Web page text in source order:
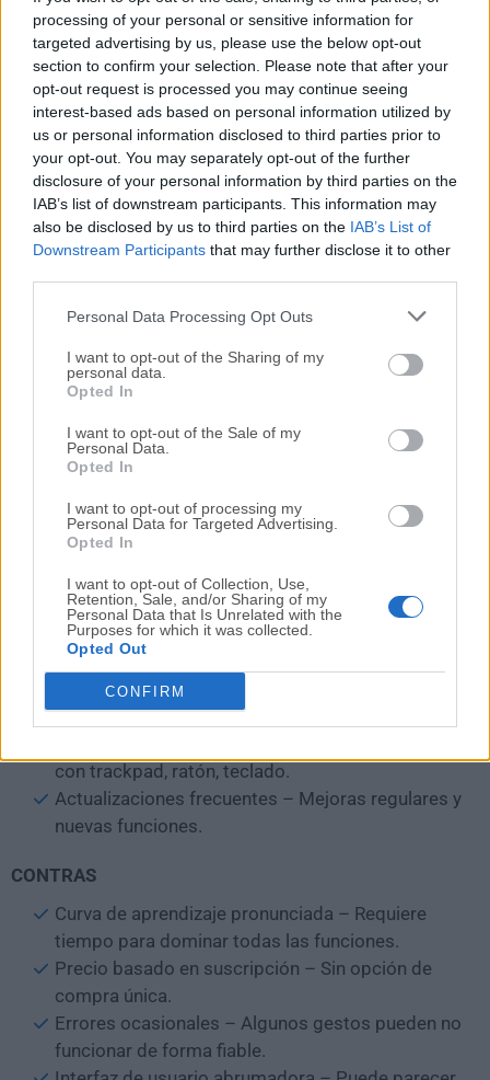
processing of your personal or sensitive information for
targeted advertising by us, please use the below opt-out
section to confirm your selection. Please note that after your
opt-out request is processed you may continue seeing
interest-based ads based on personal information utilized by
us or personal information disclosed to third parties prior to
your opt-out. You may separately opt-out of the further
disclosure of your personal information by third parties on the
IAB’s list of downstream participants. This information may
also be disclosed by us to third parties on the IAB’s List of
Downstream Participants that may further disclose it to other
Personal Data Processing Opt Outs
I want to opt-out of the Sharing of my
personal data.
Opted In
I want to opt-out of the Sale of my
Personal Data.
Opted In
I want to opt-out of processing my
Personal Data for Targeted Advertising.
Opted In
I want to opt-out of Collection, Use,
Retention, Sale, and/or Sharing of my
Personal Data that Is Unrelated with the
Purposes for which it was collected.
Opted Out
CONFIRM
Widgets / Menús flotantes completamente
personalizables
Gestos de ratón normales
Botones de ratón normales
Atajos de teclado
Secuencias de teclas / Activadores de texto
Activadores de BTT Remote (iOS)
Personalización completa de la barra de menú
Además, BTT incluye varias herramientas útiles que
todo propietario de Mac debería tener. Por ejemplo:
Herramientas personalizables de ajuste,
redimensionamiento y movimiento de ventanas
Herramienta y editor de captura de pantalla
Cambiador de ventanas
Menús flotantes completamente
Altamente personalizable – Crea gestos y atajos
personalizados.
Aumenta la productividad – Acelera el flujo de
trabajo con automatización.
Personalización de la Touch Bar – Personaliza la
Touch Bar de MacBook.
con trackpad, ratón, teclado.
Actualizaciones frecuentes – Mejoras regulares y
nuevas funciones.
CONTRAS
Curva de aprendizaje pronunciada – Requiere
tiempo para dominar todas las funciones.
Precio basado en suscripción – Sin opción de
compra única.
Errores ocasionales – Algunos gestos pueden no
funcionar de forma fiable.